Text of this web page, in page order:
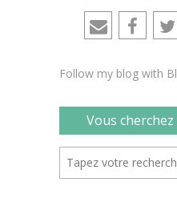
Follow my blog with
Vous